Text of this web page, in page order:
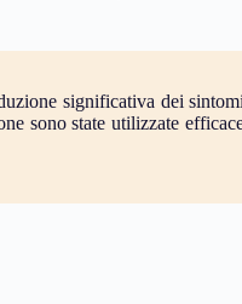
significativa dei
sono state utilizzate